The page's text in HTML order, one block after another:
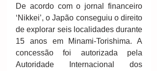
De acordo com o jornal financeiro
‘Nikkei’, o Japão conseguiu o direito
de explorar seis localidades durante
15 anos em Minami-Torishima. A
concessão foi autorizada pela
Autoridade Internacional dos